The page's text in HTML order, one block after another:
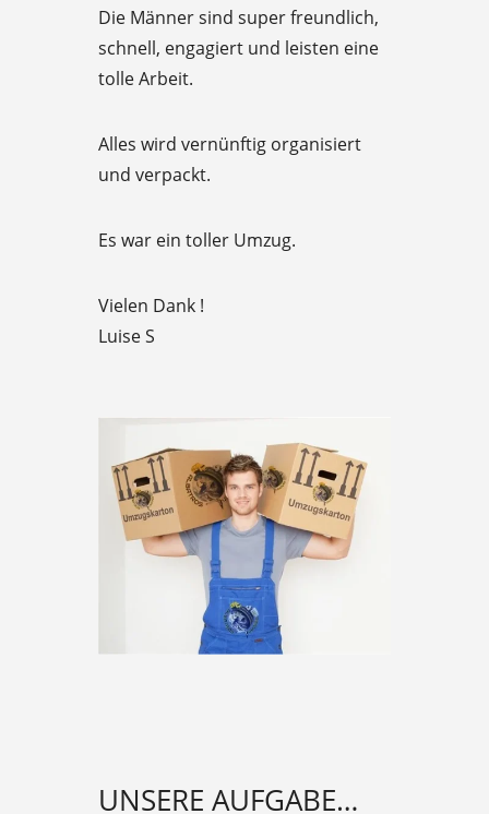
d
5
o
t
o
5
Die Männer sind super freundlich,
schnell, engagiert und leisten eine
tolle Arbeit.
Alles wird vernünftig organisiert
und verpackt.
Es war ein toller Umzug.
Vielen Dank !
Luise S
UNSERE AUFGABE…